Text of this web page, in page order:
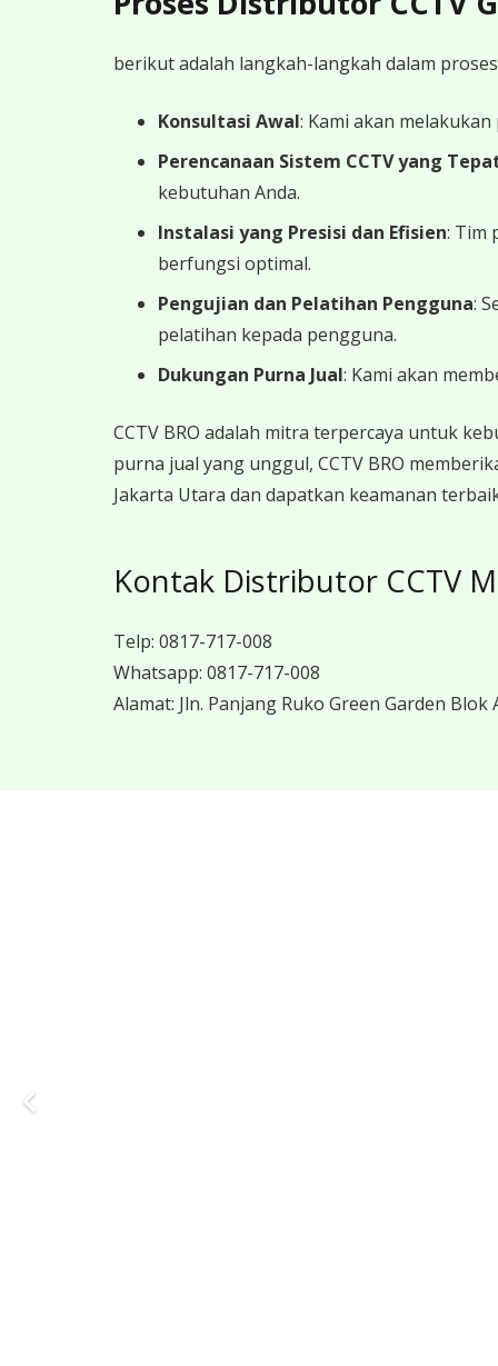
berikut adalah langkah-langkah dalam
Konsultasi Awal: Kami akan
Perencanaan Sistem CCTV yang
kebutuhan Anda.
Instalasi yang Presisi dan Efisien: Tim
berfungsi optimal.
Pengujian dan Pelatihan Pengguna:
pelatihan kepada pengguna.
Dukungan Purna Jual: Kami akan
CCTV BRO adalah mitra terpercaya untuk
purna jual yang unggul, CCTV BRO
Jakarta Utara dan dapatkan keamanan
Kontak Distributor CCTV
Telp: 0817-717-008
Whatsapp: 0817-717-008
Alamat: Jln. Panjang Ruko Green Garden